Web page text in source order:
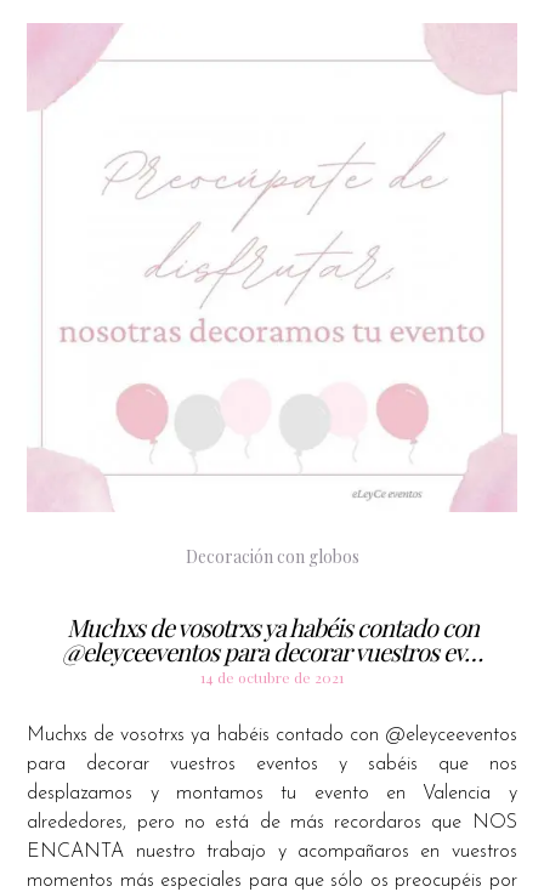
Decoración con globos
Muchxs de vosotrxs ya habéis contado con
@eleyceeventos para decorar vuestros ev…
14 de octubre de 2021
Muchxs de vosotrxs ya habéis contado con @eleyceeventos
para decorar vuestros eventos y sabéis que nos
desplazamos y montamos tu evento en Valencia y
alrededores, pero no está de más recordaros que NOS
ENCANTA nuestro trabajo y acompañaros en vuestros
momentos más especiales para que sólo os preocupéis por